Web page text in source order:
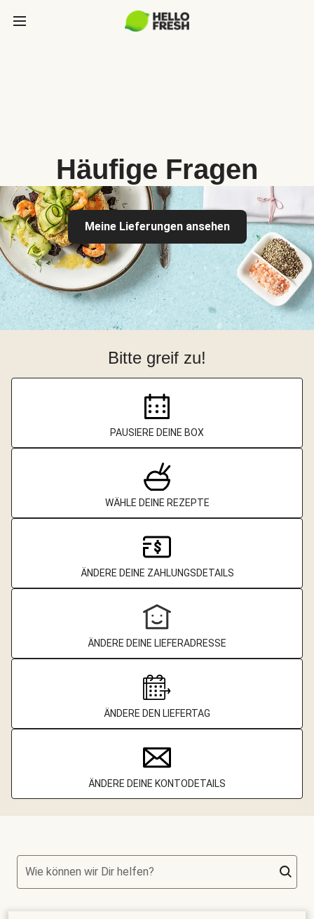
Häufige Fragen
Meine Lieferungen ansehen
Bitte greif zu!
PAUSIERE DEINE BOX
WÄHLE DEINE REZEPTE
ÄNDERE DEINE ZAHLUNGSDETAILS
ÄNDERE DEINE LIEFERADRESSE
ÄNDERE DEN LIEFERTAG
ÄNDERE DEINE KONTODETAILS
Wie können wir Dir helfen?